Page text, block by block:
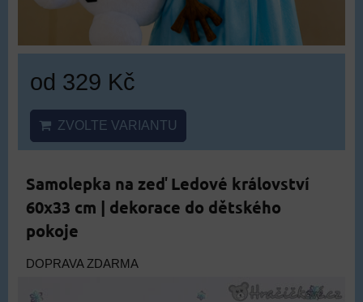
od 329 Kč
ZVOLTE VARIANTU
Samolepka na zeď Ledové království
60x33 cm | dekorace do dětského
pokoje
DOPRAVA ZDARMA